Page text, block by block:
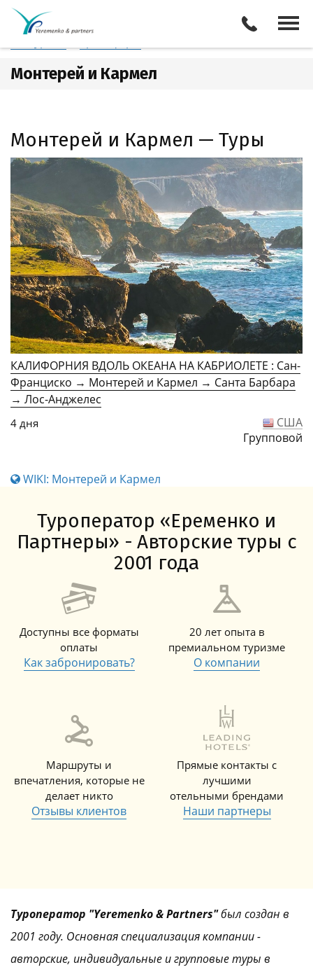
США
Все туры
Монтерей и Кармел
Монтерей и Кармел — Туры
КАЛИФОРНИЯ ВДОЛЬ ОКЕАНА НА КАБРИОЛЕТЕ : Сан-
Франциско → Монтерей и Кармел → Санта Барбара
→ Лос-Анджелес
4 дня
США
Групповой
WIKI: Монтерей и Кармел
Туроператор «Еременко и
Партнеры» - Авторские туры с
2001 года
Доступны все форматы
оплаты
Как забронировать?
20 лет опыта в
премиальном туризме
О компании
Маршруты и
впечатления, которые не
делает никто
Отзывы клиентов
Прямые контакты с
лучшими
отельными брендами
Наши партнеры
Туроператор "Yeremenko & Partners"был создан в
2001 году. Основная специализация компании -
авторские, индивидуальные и групповые туры в